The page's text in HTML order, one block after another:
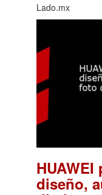
Lado.mx
HUAWEI
diseño,